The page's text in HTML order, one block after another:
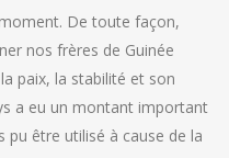
De toute façon,
nos frères de Guinée
paix, la stabilité et son
a eu un montant important
pu être utilisé à cause de la